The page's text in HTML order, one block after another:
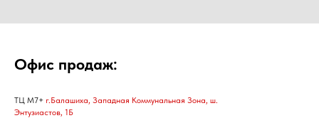
Офис продаж:
ТЦ М7+ г.Балашиха, Западная Коммунальная Зона, ш.
Энтузиастов, 1Б